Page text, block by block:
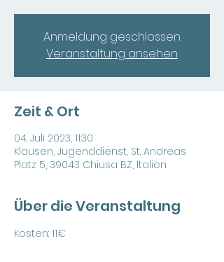
Anmeldung geschlossen
Veranstaltung ansehen
Zeit & Ort
04. Juli 2023, 11:30
Klausen, Jugenddienst, St. Andreas
Platz 5, 39043 Chiusa BZ, Italien
Über die Veranstaltung
Kosten: 11€